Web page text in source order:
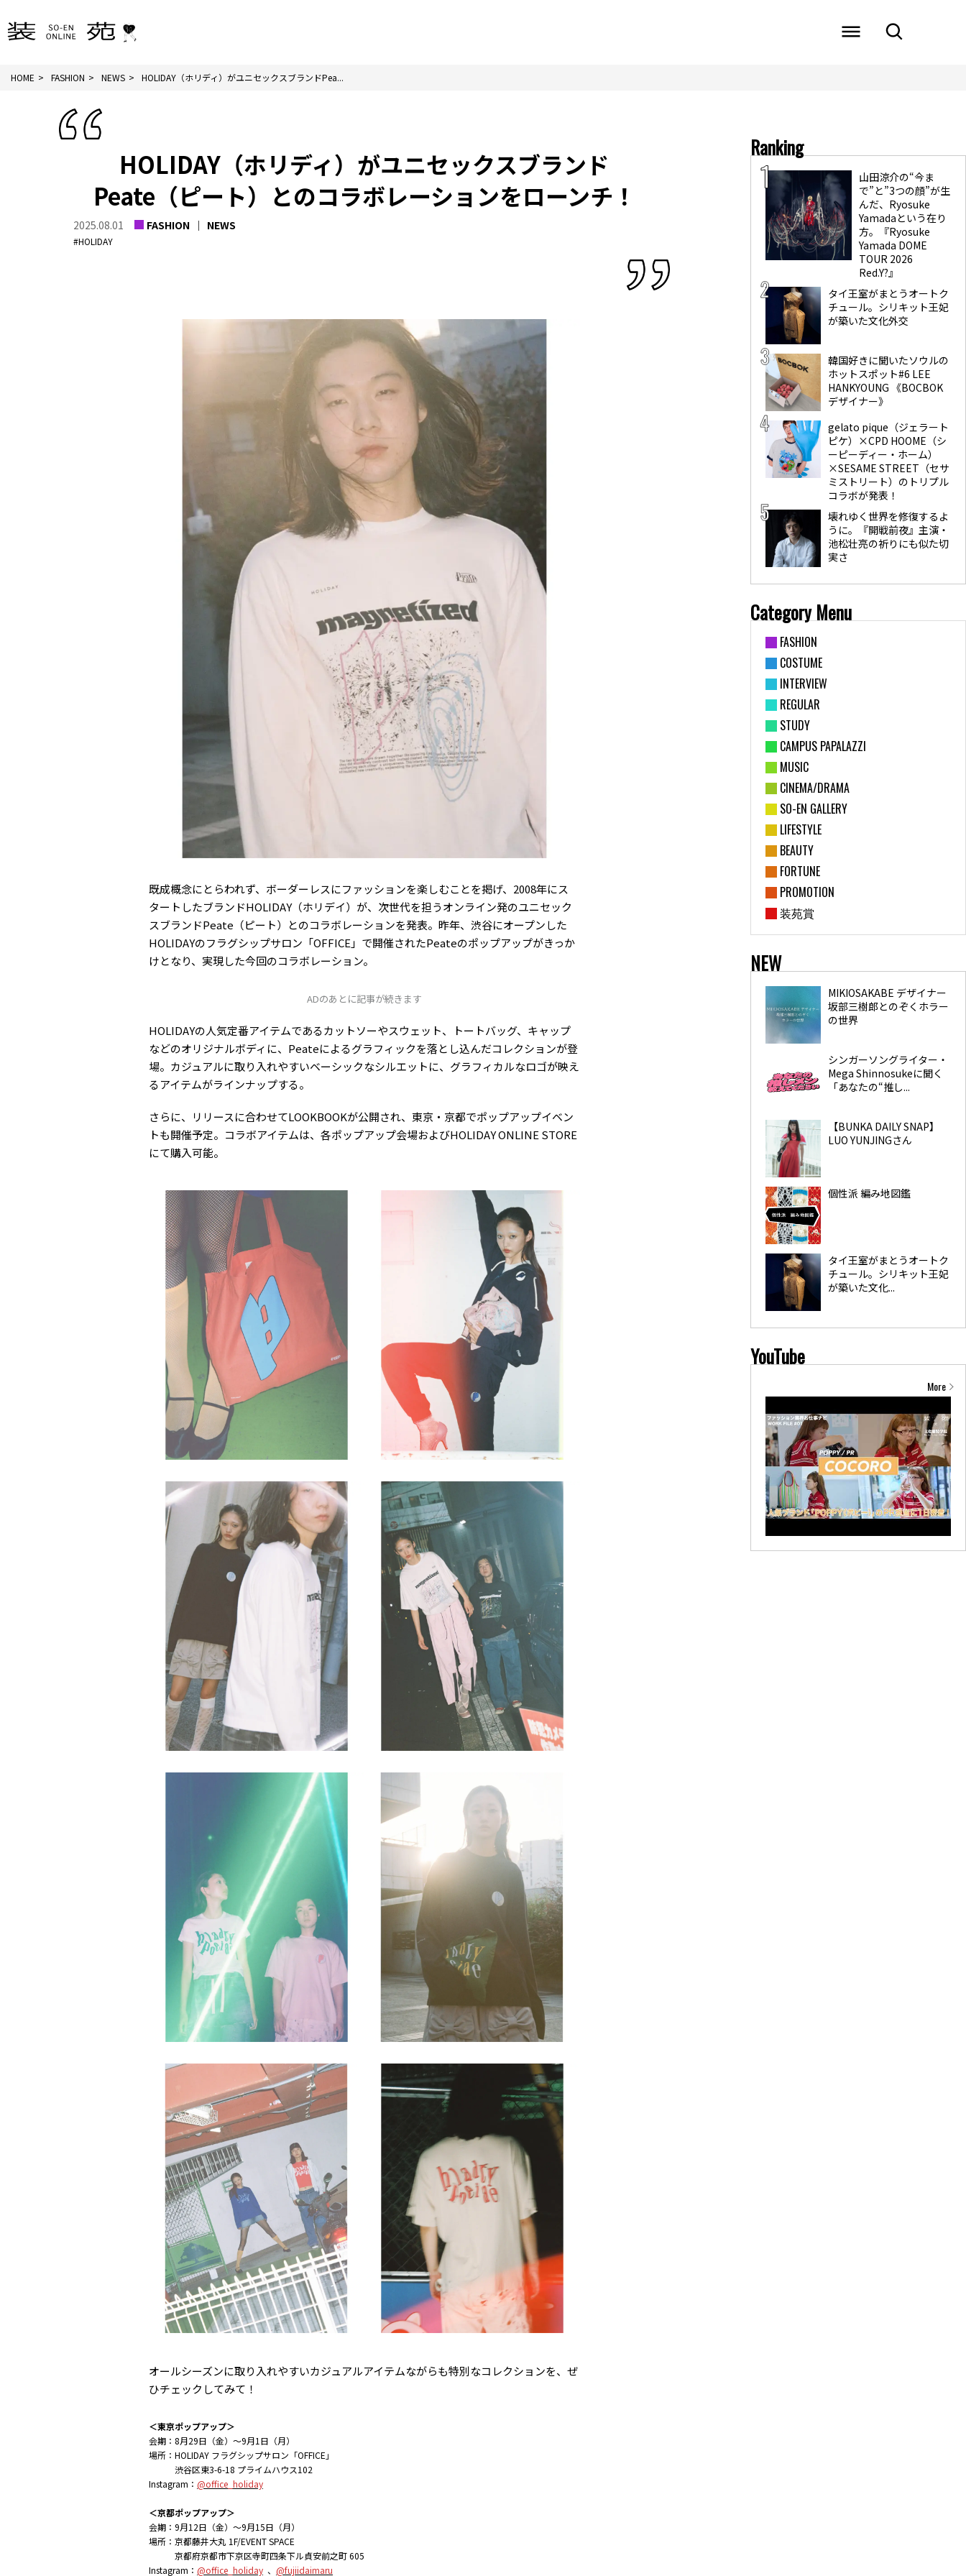
HOME FASHION NEWS HOLIDAY（ホリディ）がユニセックスブランドPea...
HOLIDAY（ホリディ）がユニセックスブランド
Peate（ピート）とのコラボレーションをローンチ！
2025.08.01 FASHION NEWS
#HOLIDAY
既成概念にとらわれず、ボーダーレスにファッションを楽しむことを掲げ、2008年にス
タートしたブランドHOLIDAY（ホリデイ）が、次世代を担うオンライン発のユニセック
スブランドPeate（ピート）とのコラボレーションを発表。昨年、渋谷にオープンした
HOLIDAYのフラグシップサロン「OFFICE」で開催されたPeateのポップアップがきっか
けとなり、実現した今回のコラボレーション。
ADのあとに記事が続きます
HOLIDAYの人気定番アイテムであるカットソーやスウェット、トートバッグ、キャップ
などのオリジナルボディに、Peateによるグラフィックを落とし込んだコレクションが登
場。カジュアルに取り入れやすいベーシックなシルエットに、グラフィカルなロゴが映え
るアイテムがラインナップする。
さらに、リリースに合わせてLOOKBOOKが公開され、東京・京都でポップアップイベン
トも開催予定。コラボアイテムは、各ポップアップ会場およびHOLIDAY ONLINE STORE
にて購入可能。
オールシーズンに取り入れやすいカジュアルアイテムながらも特別なコレクションを、ぜ
ひチェックしてみて！
＜東京ポップアップ＞
会期：8月29日（金）～9月1日（月）
場所：HOLIDAY フラグシップサロン「OFFICE」
渋谷区東3-6-18 プライムハウス102
Instagram： @office_holiday
＜京都ポップアップ＞
会期：9月12日（金）～9月15日（月）
場所：京都藤井大丸 1F/EVENT SPACE
京都府京都市下京区寺町四条下ル貞安前之町 605
Instagram： @office_holiday 、 @fujiidaimaru
Ranking
山田涼介の“今ま
で”と”3つの顔”が生
んだ、Ryosuke
Yamadaという在り
方。『Ryosuke
Yamada DOME
TOUR 2026
Red.Y?』
タイ王室がまとうオートク
チュール。シリキット王妃
が築いた文化外交
韓国好きに聞いたソウルの
ホットスポット#6 LEE
HANKYOUNG 《BOCBOK
デザイナー》
gelato pique（ジェラート
ピケ）×CPD HOOME（シ
ーピーディー・ホーム）
×SESAME STREET（セサ
ミストリート）のトリプル
コラボが発表！
壊れゆく世界を修復するよ
うに。『開戦前夜』主演・
池松壮亮の祈りにも似た切
実さ
Category Menu
FASHION
COSTUME
INTERVIEW
REGULAR
STUDY
CAMPUS PAPALAZZI
MUSIC
CINEMA/DRAMA
SO-EN GALLERY
LIFESTYLE
BEAUTY
FORTUNE
PROMOTION
装苑賞
NEW
MIKIOSAKABE デザイナー
坂部三樹郎とのぞくホラー
の世界
シンガーソングライター・
Mega Shinnosukeに聞く
「あなたの“推し...
【BUNKA DAILY SNAP】
LUO YUNJINGさん
個性派 編み地図鑑
タイ王室がまとうオートク
チュール。シリキット王妃
が築いた文化...
YouTube
More